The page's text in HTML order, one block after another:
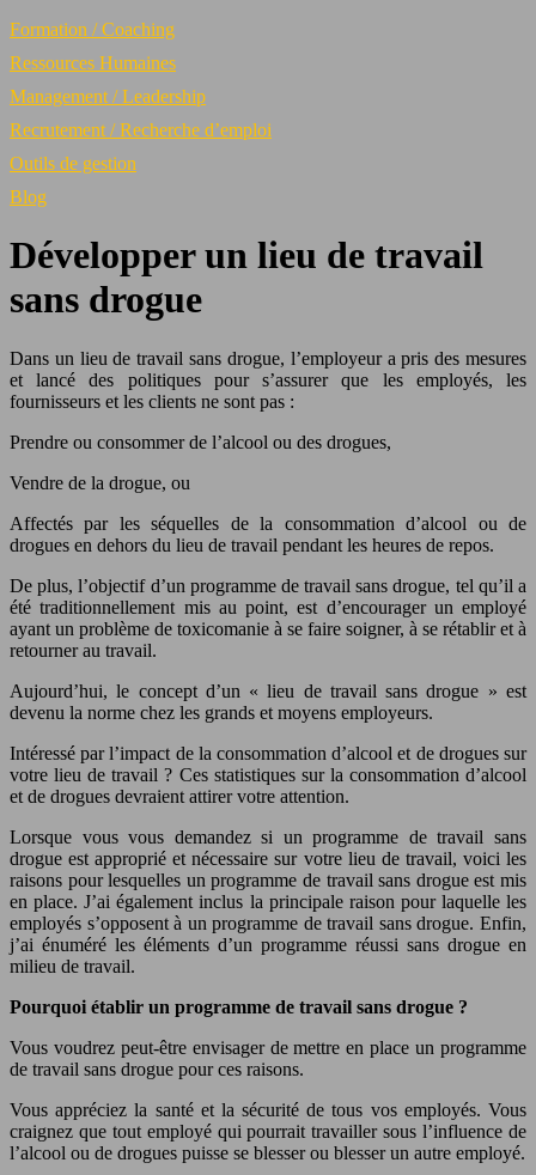
Formation / Coaching
Ressources Humaines
Management / Leadership
Recrutement / Recherche d’emploi
Outils de gestion
Blog
Développer un lieu de travail
sans drogue
Dans un lieu de travail sans drogue, l’employeur a pris des mesures
et lancé des politiques pour s’assurer que les employés, les
fournisseurs et les clients ne sont pas :
Prendre ou consommer de l’alcool ou des drogues,
Vendre de la drogue, ou
Affectés par les séquelles de la consommation d’alcool ou de
drogues en dehors du lieu de travail pendant les heures de repos.
De plus, l’objectif d’un programme de travail sans drogue, tel qu’il a
été traditionnellement mis au point, est d’encourager un employé
ayant un problème de toxicomanie à se faire soigner, à se rétablir et à
retourner au travail.
Aujourd’hui, le concept d’un « lieu de travail sans drogue » est
devenu la norme chez les grands et moyens employeurs.
Intéressé par l’impact de la consommation d’alcool et de drogues sur
votre lieu de travail ? Ces statistiques sur la consommation d’alcool
et de drogues devraient attirer votre attention.
Lorsque vous vous demandez si un programme de travail sans
drogue est approprié et nécessaire sur votre lieu de travail, voici les
raisons pour lesquelles un programme de travail sans drogue est mis
en place. J’ai également inclus la principale raison pour laquelle les
employés s’opposent à un programme de travail sans drogue. Enfin,
j’ai énuméré les éléments d’un programme réussi sans drogue en
milieu de travail.
Pourquoi établir un programme de travail sans drogue ?
Vous voudrez peut-être envisager de mettre en place un programme
de travail sans drogue pour ces raisons.
Vous appréciez la santé et la sécurité de tous vos employés. Vous
craignez que tout employé qui pourrait travailler sous l’influence de
l’alcool ou de drogues puisse se blesser ou blesser un autre employé.